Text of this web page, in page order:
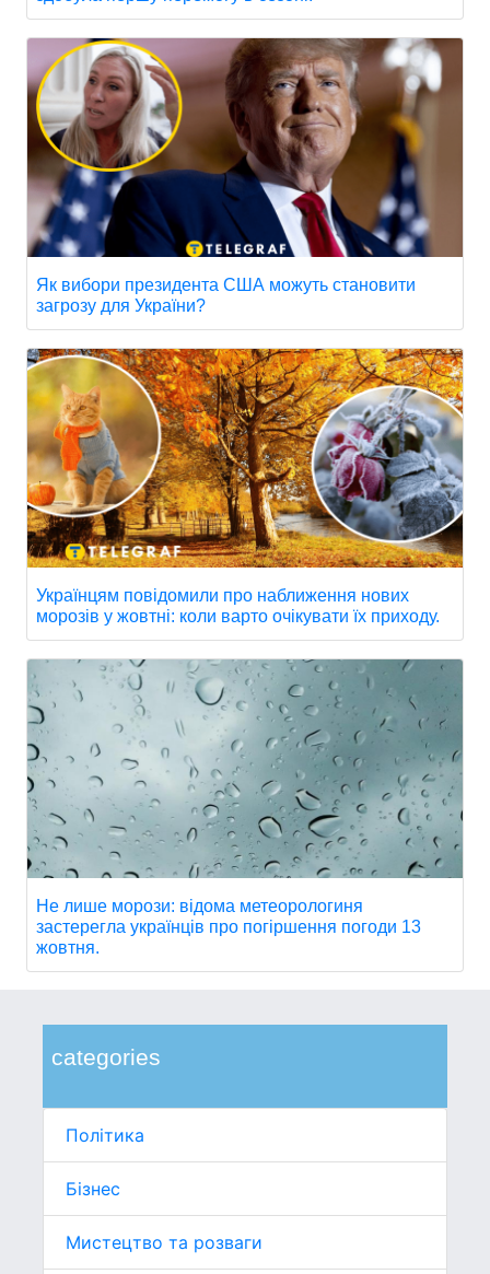
categories
Політика
Бізнес
Мистецтво та розваги
Як вибори президента США можуть становити
загрозу для України?
Українцям повідомили про наближення нових
морозів у жовтні: коли варто очікувати їх приходу.
Не лише морози: відома метеорологиня
застерегла українців про погіршення погоди 13
жовтня.